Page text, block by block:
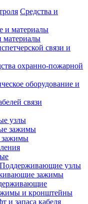
Средства и
материалы
связи и
охранно-пожарной
оборудование и
связи
узлы
зажимы
зажимы
Поддерживающие узлы
зажимы
и кронштейны